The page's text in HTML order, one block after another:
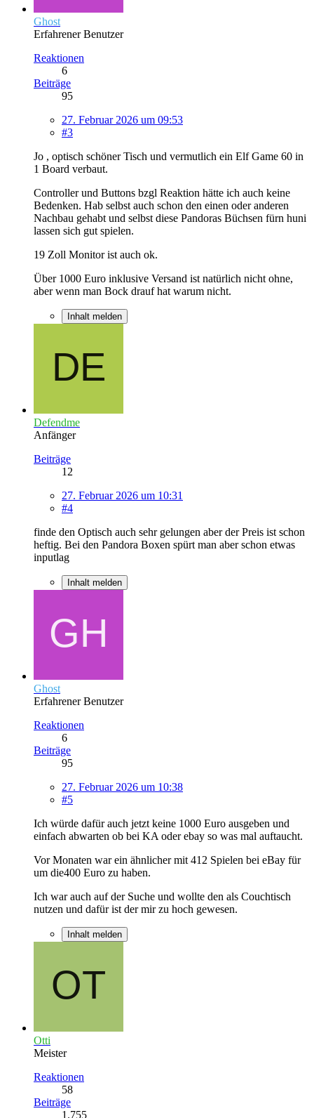
Ghost
Erfahrener Benutzer
Reaktionen
6
Beiträge
95
27. Februar 2026 um 09:53
#3
Jo , optisch schöner Tisch und vermutlich ein Elf Game 60 in
1 Board verbaut.
Controller und Buttons bzgl Reaktion hätte ich auch keine
Bedenken. Hab selbst auch schon den einen oder anderen
Nachbau gehabt und selbst diese Pandoras Büchsen fürn huni
lassen sich gut spielen.
19 Zoll Monitor ist auch ok.
Über 1000 Euro inklusive Versand ist natürlich nicht ohne,
aber wenn man Bock drauf hat warum nicht.
Inhalt melden
Defendme
Anfänger
Beiträge
12
27. Februar 2026 um 10:31
#4
finde den Optisch auch sehr gelungen aber der Preis ist schon
heftig. Bei den Pandora Boxen spürt man aber schon etwas
inputlag
Inhalt melden
Ghost
Erfahrener Benutzer
Reaktionen
6
Beiträge
95
27. Februar 2026 um 10:38
#5
Ich würde dafür auch jetzt keine 1000 Euro ausgeben und
einfach abwarten ob bei KA oder ebay so was mal auftaucht.
Vor Monaten war ein ähnlicher mit 412 Spielen bei eBay für
um die400 Euro zu haben.
Ich war auch auf der Suche und wollte den als Couchtisch
nutzen und dafür ist der mir zu hoch gewesen.
Inhalt melden
Otti
Meister
Reaktionen
58
Beiträge
1.755